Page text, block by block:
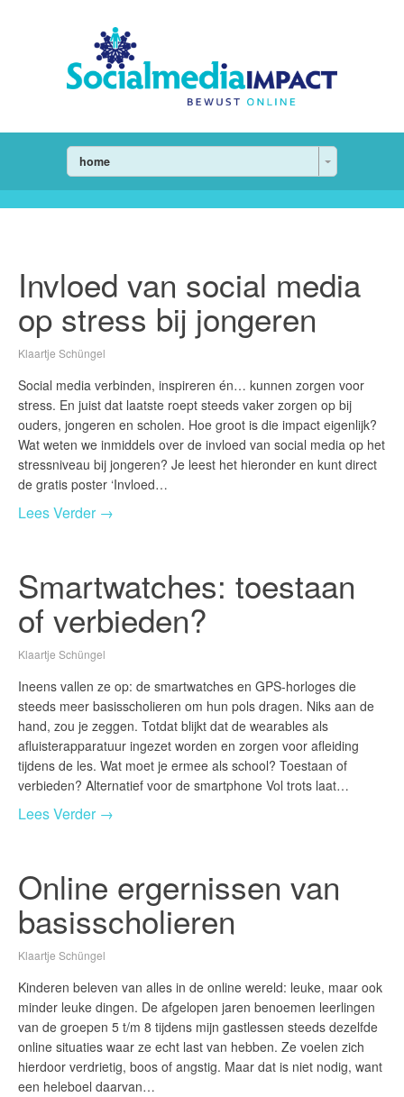
home
Invloed van social media
op stress bij jongeren
Klaartje Schüngel
Social media verbinden, inspireren én… kunnen zorgen voor
stress. En juist dat laatste roept steeds vaker zorgen op bij
ouders, jongeren en scholen. Hoe groot is die impact eigenlijk?
Wat weten we inmiddels over de invloed van social media op het
stressniveau bij jongeren? Je leest het hieronder en kunt direct
de gratis poster ‘Invloed…
Lees Verder →
Smartwatches: toestaan
of verbieden?
Klaartje Schüngel
Ineens vallen ze op: de smartwatches en GPS-horloges die
steeds meer basisscholieren om hun pols dragen. Niks aan de
hand, zou je zeggen. Totdat blijkt dat de wearables als
afluisterapparatuur ingezet worden en zorgen voor afleiding
tijdens de les. Wat moet je ermee als school? Toestaan of
verbieden? Alternatief voor de smartphone Vol trots laat…
Lees Verder →
Online ergernissen van
basisscholieren
Klaartje Schüngel
Kinderen beleven van alles in de online wereld: leuke, maar ook
minder leuke dingen. De afgelopen jaren benoemen leerlingen
van de groepen 5 t/m 8 tijdens mijn gastlessen steeds dezelfde
online situaties waar ze echt last van hebben. Ze voelen zich
hierdoor verdrietig, boos of angstig. Maar dat is niet nodig, want
een heleboel daarvan…